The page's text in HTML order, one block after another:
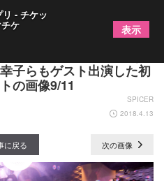
高のボーカリストにな
子らもゲスト出演した初
の画像9/11
SPICER
2018.4.13
に戻る 次の画像
- チケッ
ケ 表示